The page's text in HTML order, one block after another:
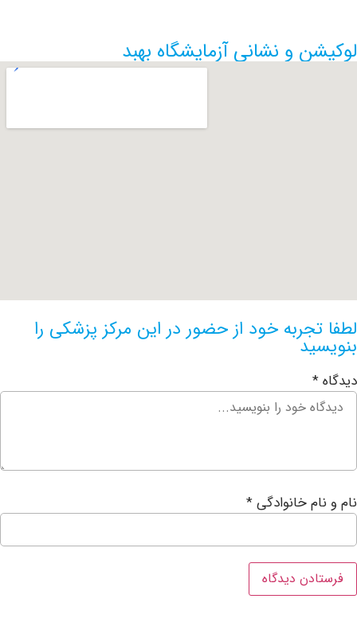
و نشانی آزمایشگاه بهبد
خود از حضور در این مرکز پزشکی را
خانوادگی*